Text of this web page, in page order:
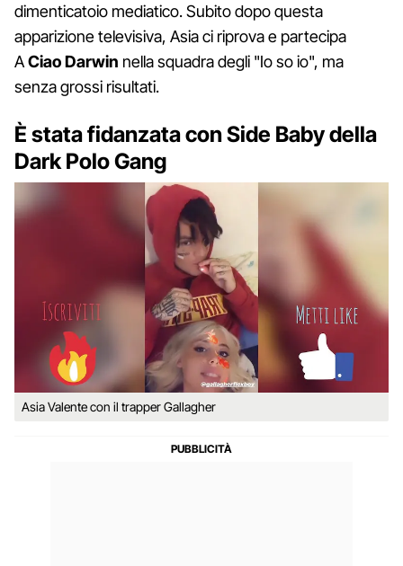
dimenticatoio mediatico. Subito dopo questa
apparizione televisiva, Asia ci riprova e partecipa
ACiao Darwin nella squadra degli "Io so io", ma
senza grossi risultati.
È stata fidanzata con Side Baby della
Dark Polo Gang
Asia Valente con il trapper Gallagher